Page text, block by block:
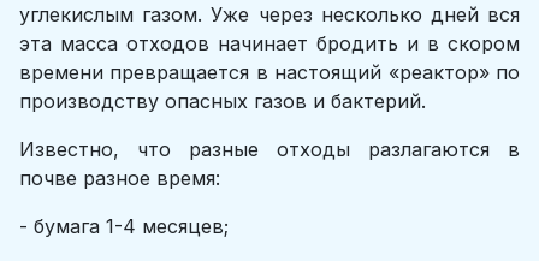
углекислым газом. Уже через несколько дней вся
эта масса отходов начинает бродить и в скором
времени превращается в настоящий «реактор» по
производству опасных газов и бактерий.
Известно, что разные отходы разлагаются в
почве разное время:
- бумага 1-4 месяцев;